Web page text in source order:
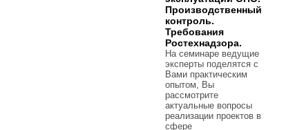
Производственный
контроль.
Требования
Ростехнадзора.
На семинаре ведущие
эксперты поделятся с
Вами практическим
опытом, Вы
рассмотрите
актуальные вопросы
реализации проектов в
сфере